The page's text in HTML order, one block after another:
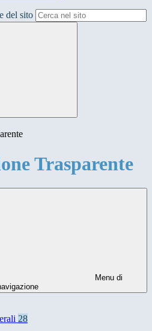
del sito
Trasparente
Menu di
28